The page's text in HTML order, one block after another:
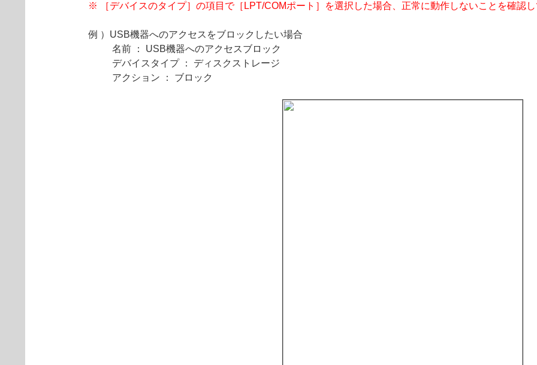
※ ［デバイスのタイプ］の項目で［LPT/COMポート］を選択した場合、正常に動作しないことを確認
例 ）USB機器へのアクセスをブロックしたい場合
名前 ： USB機器へのアクセスブロック
デバイスタイプ ： ディスクストレージ
アクション ： ブロック